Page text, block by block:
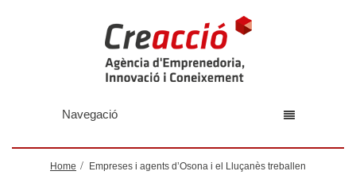
Navegació
Home
Empreses i agents d’Osona i el Lluçanès treballen